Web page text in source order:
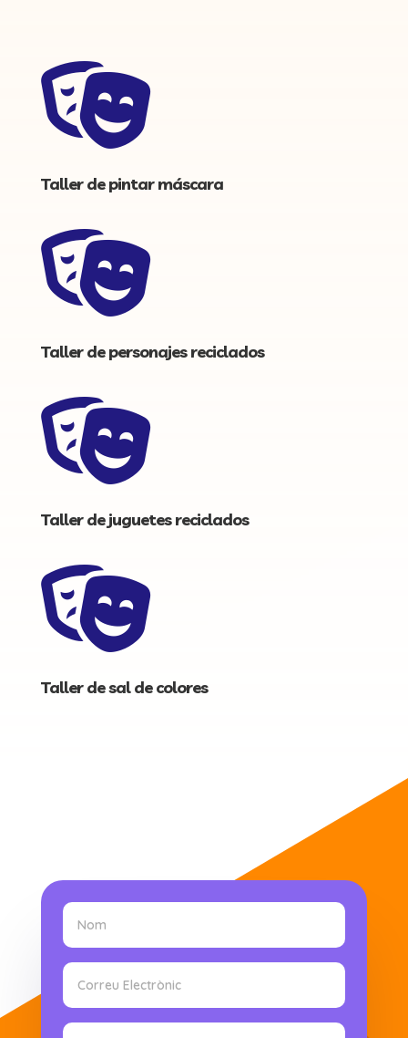

Taller de pintar máscara

Taller de personajes reciclados

Taller de juguetes reciclados

Taller de sal de colores